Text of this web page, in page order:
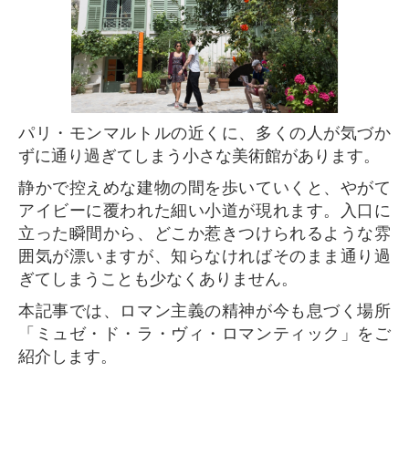
パリ・モンマルトルの近くに、多くの人が気づか
ずに通り過ぎてしまう小さな美術館があります。
静かで控えめな建物の間を歩いていくと、やがて
アイビーに覆われた細い小道が現れます。入口に
立った瞬間から、どこか惹きつけられるような雰
囲気が漂いますが、知らなければそのまま通り過
ぎてしまうことも少なくありません。
本記事では、ロマン主義の精神が今も息づく場所
「ミュゼ・ド・ラ・ヴィ・ロマンティック」をご
紹介します。